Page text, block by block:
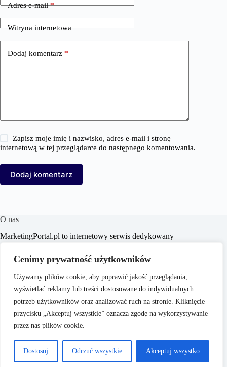
Cenimy prywatność użytkowników
Używamy plików cookie, aby poprawić jakość przeglądania,
wyświetlać reklamy lub treści dostosowane do indywidualnych
potrzeb użytkowników oraz analizować ruch na stronie. Kliknięcie
przycisku „Akceptuj wszystkie” oznacza zgodę na wykorzystywanie
przez nas plików cookie.
Dostosuj Odrzuć wszystkie Akceptuj wszystko
Adres e-mail*
Witryna internetowa
Dodaj komentarz *
Zapisz moje imię i nazwisko, adres e-mail i stronę
internetową w tej przeglądarce do następnego komentowania.
Dodaj komentarz
O nas
MarketingPortal.pl to internetowy serwis dedykowany
profesjonalistom i entuzjastom branży marketingowej,
oferujący szeroki wachlarz informacji, analiz oraz
praktycznych porad z zakresu marketingu, biznesu, e-
commerce, SEO/SEM, content marketingu i mediów
społecznościowych. Portal ma na celu wspieranie czytelników
w poszerzaniu wiedzy i doskonaleniu umiejętności,
dostarczając aktualnych treści dostosowanych do dynamicznie
zmieniającego się rynku.